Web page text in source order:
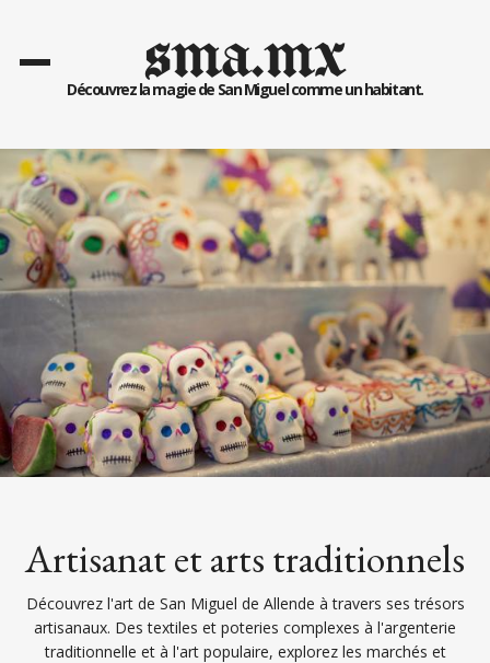
sma.mx
Découvrez la magie de San Miguel comme un habitant.
Artisanat et arts traditionnels
Découvrez l'art de San Miguel de Allende à travers ses trésors
artisanaux. Des textiles et poteries complexes à l'argenterie
traditionnelle et à l'art populaire, explorez les marchés et